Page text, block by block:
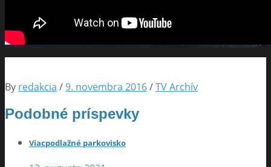
By redakcia /9. novembra 2016/TV Archív
Podobné príspevky
Viacpodlažné parkovisko